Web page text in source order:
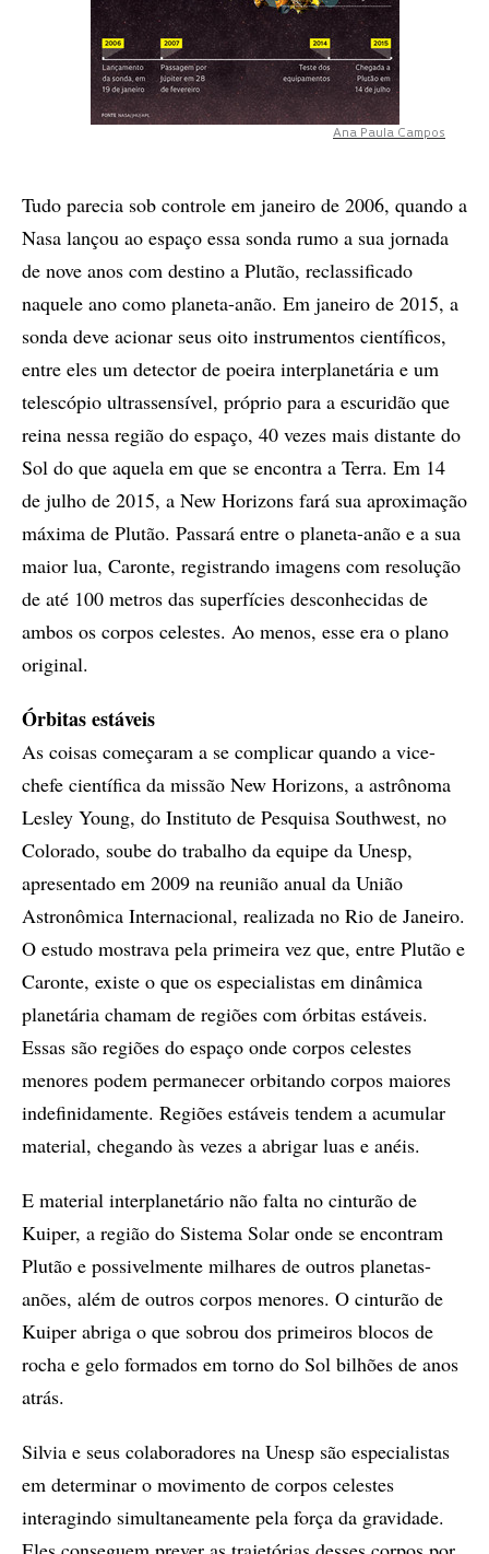
Ana Paula Campos
Tudo parecia sob controle em janeiro de 2006, quando a
Nasa lançou ao espaço essa sonda rumo a sua jornada
de nove anos com destino a Plutão, reclassificado
naquele ano como planeta-anão. Em janeiro de 2015, a
sonda deve acionar seus oito instrumentos científicos,
entre eles um detector de poeira interplanetária e um
telescópio ultrassensível, próprio para a escuridão que
reina nessa região do espaço, 40 vezes mais distante do
Sol do que aquela em que se encontra a Terra. Em 14
de julho de 2015, a New Horizons fará sua aproximação
máxima de Plutão. Passará entre o planeta-anão e a sua
maior lua, Caronte, registrando imagens com resolução
de até 100 metros das superfícies desconhecidas de
ambos os corpos celestes. Ao menos, esse era o plano
original.
Órbitas estáveis
As coisas começaram a se complicar quando a vice-
chefe científica da missão New Horizons, a astrônoma
Lesley Young, do Instituto de Pesquisa Southwest, no
Colorado, soube do trabalho da equipe da Unesp,
apresentado em 2009 na reunião anual da União
Astronômica Internacional, realizada no Rio de Janeiro.
O estudo mostrava pela primeira vez que, entre Plutão e
Caronte, existe o que os especialistas em dinâmica
planetária chamam de regiões com órbitas estáveis.
Essas são regiões do espaço onde corpos celestes
menores podem permanecer orbitando corpos maiores
indefinidamente. Regiões estáveis tendem a acumular
material, chegando às vezes a abrigar luas e anéis.
E material interplanetário não falta no cinturão de
Kuiper, a região do Sistema Solar onde se encontram
Plutão e possivelmente milhares de outros planetas-
anões, além de outros corpos menores. O cinturão de
Kuiper abriga o que sobrou dos primeiros blocos de
rocha e gelo formados em torno do Sol bilhões de anos
atrás.
Silvia e seus colaboradores na Unesp são especialistas
em determinar o movimento de corpos celestes
interagindo simultaneamente pela força da gravidade.